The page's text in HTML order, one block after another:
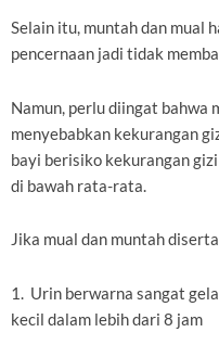
Selain itu, muntah dan mual
pencernaan jadi tidak
Namun, perlu diingat bahwa
menyebabkan kekurangan
bayi berisiko kekurangan
di bawah rata-rata.
Jika mual dan muntah
1. Urin berwarna sangat
kecil dalam lebih dari 8 jam